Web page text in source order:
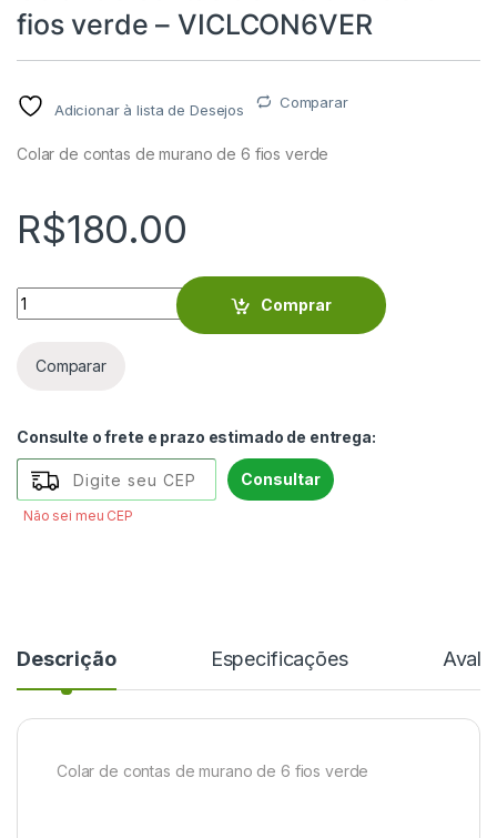
fios verde – VICLCON6VER
Adicionar à lista de Desejos Comparar
Colar de contas de murano de 6 fios verde
R$180.00
Colar de contas de murano de 6 fios verde - VICLCON6VER
Comprar
Comparar
Consulte o frete e prazo estimado de entrega:
Consultar
Não sei meu CEP
Descrição Especificações
Colar de contas de murano de 6 fios verde